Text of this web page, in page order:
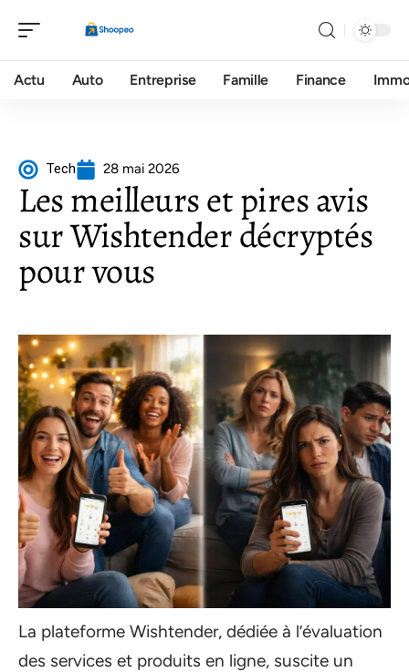
Actu Auto Entreprise Famille Finance
Tech 28 mai 2026
Les meilleurs et pires avis
sur Wishtender décryptés
pour vous
La plateforme Wishtender, dédiée à l’évaluation
des services et produits en ligne, suscite un